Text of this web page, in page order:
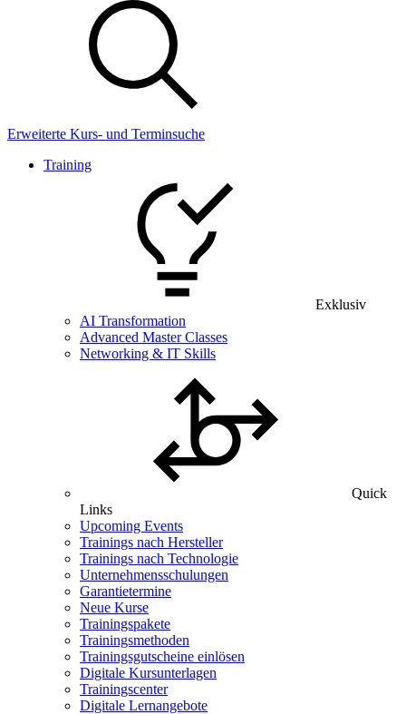
Erweiterte Kurs- und Terminsuche
Training
Exklusiv
AI Transformation
Advanced Master Classes
Networking & IT Skills
Quick
Links
Upcoming Events
Trainings nach Hersteller
Trainings nach Technologie
Unternehmensschulungen
Garantietermine
Neue Kurse
Trainingspakete
Trainingsmethoden
Trainingsgutscheine einlösen
Digitale Kursunterlagen
Trainingscenter
Digitale Lernangebote